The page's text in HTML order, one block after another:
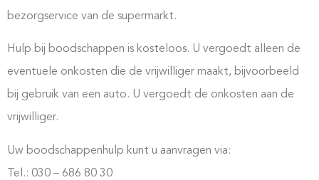
bezorgservice van de supermarkt.
Hulp bij boodschappen is kosteloos. U vergoedt alleen de
eventuele onkosten die de vrijwilliger maakt, bijvoorbeeld
bij gebruik van een auto. U vergoedt de onkosten aan de
vrijwilliger.
Uw boodschappenhulp kunt u aanvragen via:
Tel.: 030 – 686 80 30